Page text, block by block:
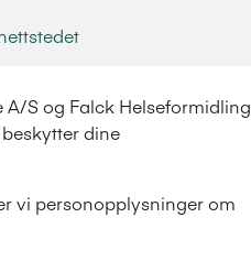
S og Falck Helseformidling
dine
vi personopplysninger om